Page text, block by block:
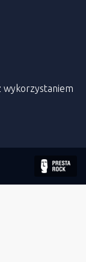
wykorzystaniem